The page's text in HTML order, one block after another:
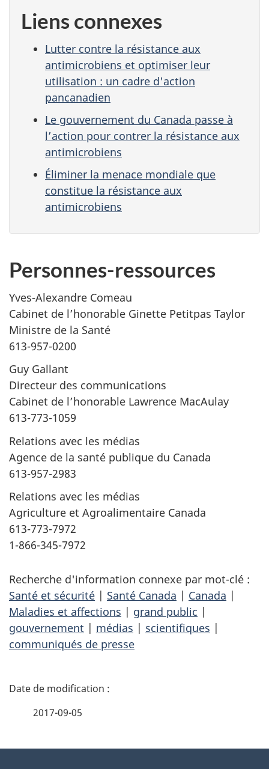
Liens connexes
Lutter contre la résistance aux
antimicrobiens et optimiser leur
utilisation : un cadre d'action
pancanadien
Le gouvernement du Canada passe à
l’action pour contrer la résistance aux
antimicrobiens
Éliminer la menace mondiale que
constitue la résistance aux
antimicrobiens
Personnes-ressources
Yves-Alexandre Comeau
Cabinet de l’honorable Ginette Petitpas Taylor
Ministre de la Santé
613-957-0200
Guy Gallant
Directeur des communications
Cabinet de l’honorable Lawrence MacAulay
613-773-1059
Relations avec les médias
Agence de la santé publique du Canada
613-957-2983
Relations avec les médias
Agriculture et Agroalimentaire Canada
613-773-7972
1-866-345-7972
Recherche d'information connexe par mot-clé :
Santé et sécurité | Santé Canada | Canada |
Maladies et affections | grand public |
gouvernement | médias | scientifiques |
communiqués de presse
D
2017-09-05